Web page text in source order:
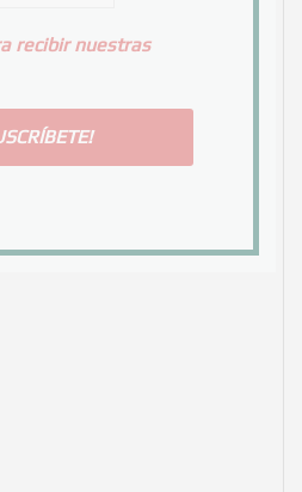
recibir nuestras